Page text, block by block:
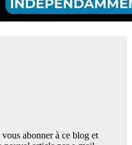
abonner à ce blog et